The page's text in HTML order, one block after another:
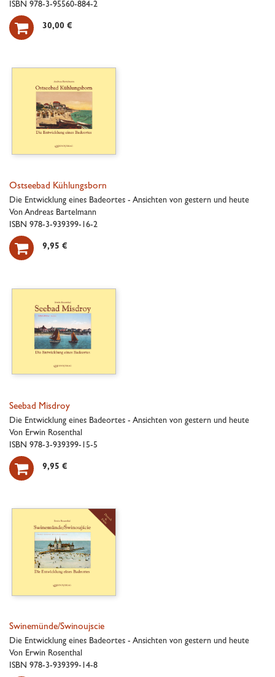
ISBN 978-3-95560-884-2
 30,00 €
Ostseebad Kühlungsborn
Die Entwicklung eines Badeortes - Ansichten von gestern und heute
Von Andreas Bartelmann
ISBN 978-3-939399-16-2
 9,95 €
Seebad Misdroy
Die Entwicklung eines Badeortes - Ansichten von gestern und heute
Von Erwin Rosenthal
ISBN 978-3-939399-15-5
 9,95 €
Swinemünde/Swinoujscie
Die Entwicklung eines Badeortes - Ansichten von gestern und heute
Von Erwin Rosenthal
ISBN 978-3-939399-14-8